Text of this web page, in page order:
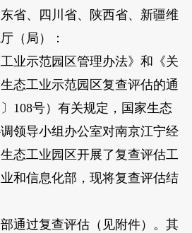
省、四川省、陕西省、新疆维
（局）：
示范园区管理办法》和《关
态工业示范园区复查评估的通
108号）有关规定，国家生态
领导小组办公室对南京江宁经
态工业园区开展了复查评估工
和信息化部，现将复查评估结
过复查评估（见附件）。其